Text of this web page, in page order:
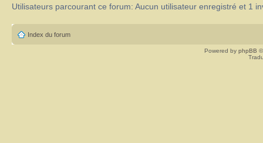
Utilisateurs parcourant ce forum: Aucun utilisateur enregistré et 1
Index du forum
Powered by phpBB